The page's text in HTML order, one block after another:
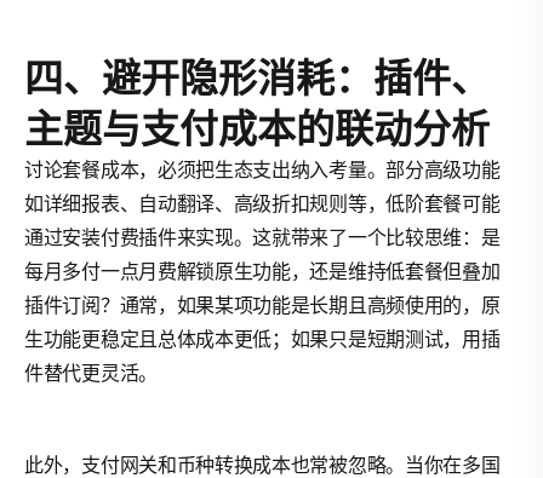
四、避开隐形消耗：插件、
主题与支付成本的联动分析
讨论套餐成本，必须把生态支出纳入考量。部分高级功能
如详细报表、自动翻译、高级折扣规则等，低阶套餐可能
通过安装付费插件来实现。这就带来了一个比较思维：是
每月多付一点月费解锁原生功能，还是维持低套餐但叠加
插件订阅？通常，如果某项功能是长期且高频使用的，原
生功能更稳定且总体成本更低；如果只是短期测试，用插
件替代更灵活。
此外，支付网关和币种转换成本也常被忽略。当你在多国